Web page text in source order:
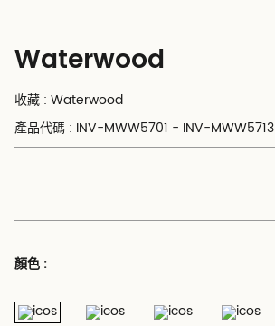
Waterwood
收藏 : Waterwood
產品代碼 : INV-MWW5701 - INV-MWW5713
顏色 :